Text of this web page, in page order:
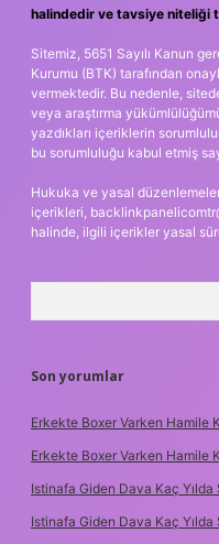
halindedir ve tavsiye niteliği
Sitemiz, 5651 Sayılı Kanun
Kurumu (BTK) tarafından
vermektedir. Bu nedenle,
veya araştırma
yazdıkları içeriklerin
bu sorumluluğu kabul etmiş
Hukuka ve yasal
içerikleri,
halinde, ilgili içerikler yasal
Son yorumlar
Erkekte Boxer Varken Hamile
Erkekte Boxer Varken Hamile
Istinafa Giden Dava Kaç Yılda
Istinafa Giden Dava Kaç Yılda